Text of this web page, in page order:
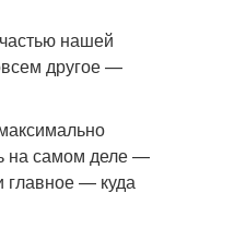
нашей
другое —
на самом деле —
главное — куда